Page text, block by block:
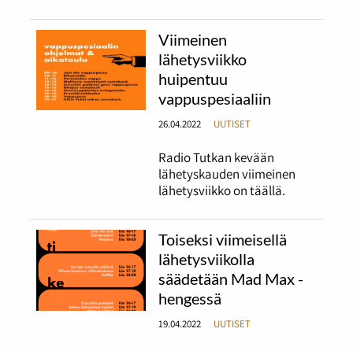
Viimeinen
lähetysviikko
huipentuu
vappuspesiaaliin
26.04.2022 UUTISET
Radio Tutkan kevään
lähetyskauden viimeinen
lähetysviikko on täällä.
Toiseksi viimeisellä
lähetysviikolla
säädetään Mad Max -
hengessä
19.04.2022 UUTISET